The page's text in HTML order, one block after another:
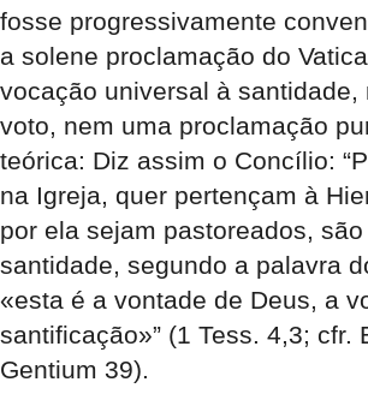
fosse progressivamente
a solene proclamação do
vocação universal à santidade,
voto, nem uma proclamação
teórica: Diz assim o Concílio:
na Igreja, quer pertençam à
por ela sejam pastoreados,
santidade, segundo a palavra
«esta é a vontade de Deus, a
santificação»” (1 Tess. 4,3; cfr.
Gentium 39).